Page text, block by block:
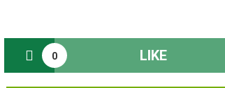
0 LIKE